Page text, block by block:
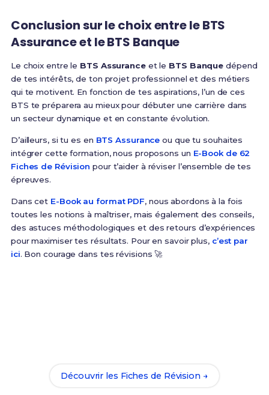
Conclusion sur le choix entre le BTS
Assurance et le BTS Banque
Le choix entre le BTS Assuranceet le BTS Banque dépend
de tes intérêts, de ton projet professionnel et des métiers
qui te motivent. En fonction de tes aspirations, l’un de ces
BTS te préparera au mieux pour débuter une carrière dans
un secteur dynamique et en constante évolution.
D’ailleurs, si tu es en BTS Assurance ou que tu souhaites
intégrer cette formation, nous proposons un E-Book de 62
Fiches de Révision pour t’aider à réviser l’ensemble de tes
épreuves.
Dans cet E-Book au format PDF, nous abordons à la fois
toutes les notions à maîtriser, mais également des conseils,
des astuces méthodologiques et des retours d’expériences
pour maximiser tes résultats. Pour en savoir plus, c’est par
ici. Bon courage dans tes révisions 🚀
Découvrir les Fiches de Révision →